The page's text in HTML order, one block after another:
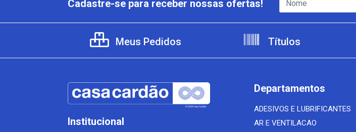
Cadastre-se para receber nossas ofertas!
Meus Pedidos Títulos
Institucional
Departamentos
ADESIVOS E LUBRIFICANTES
AR E VENTILACAO